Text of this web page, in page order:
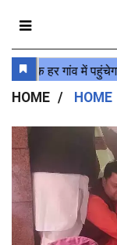
HOME HOME